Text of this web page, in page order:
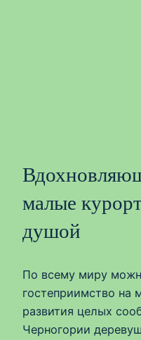
малые
душой
По всему миру
гостеприимство на
развития целых
Черногории